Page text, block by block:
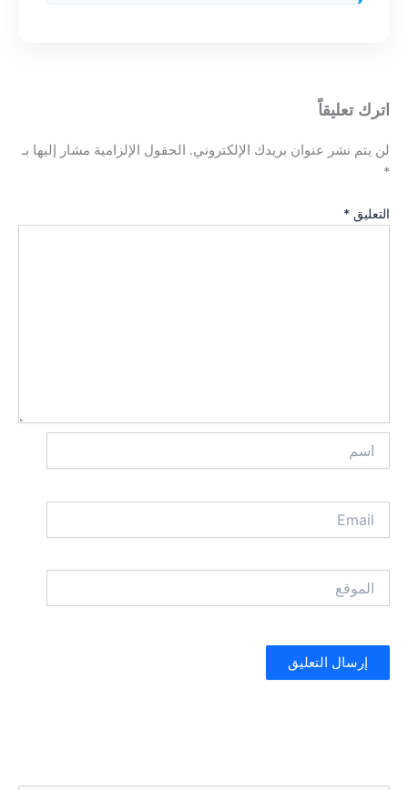
اترك تعليقاً
لن يتم نشر عنوان بريدك الإلكتروني. الحقول الإلزامية مشار إليها بـ
*
التعليق *